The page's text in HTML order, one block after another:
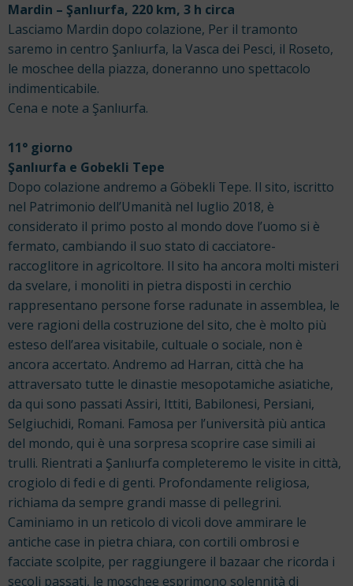
Mardin – Şanlıurfa, 220 km, 3 h circa
Lasciamo Mardin dopo colazione, Per il tramonto
saremo in centro Şanlıurfa, la Vasca dei Pesci, il Roseto,
le moschee della piazza, doneranno uno spettacolo
indimenticabile.
Cena e note a Şanlıurfa.
11° giorno
Şanlıurfa e Gobekli Tepe
Dopo colazione andremo a Göbekli Tepe. Il sito, iscritto
nel Patrimonio dell’Umanità nel luglio 2018, è
considerato il primo posto al mondo dove l’uomo si è
fermato, cambiando il suo stato di cacciatore-
raccoglitore in agricoltore. Il sito ha ancora molti misteri
da svelare, i monoliti in pietra disposti in cerchio
rappresentano persone forse radunate in assemblea, le
vere ragioni della costruzione del sito, che è molto più
esteso dell’area visitabile, cultuale o sociale, non è
ancora accertato. Andremo ad Harran, città che ha
attraversato tutte le dinastie mesopotamiche asiatiche,
da qui sono passati Assiri, Ittiti, Babilonesi, Persiani,
Selgiuchidi, Romani. Famosa per l’università più antica
del mondo, qui è una sorpresa scoprire case simili ai
trulli. Rientrati a Şanlıurfa completeremo le visite in città,
crogiolo di fedi e di genti. Profondamente religiosa,
richiama da sempre grandi masse di pellegrini.
Caminiamo in un reticolo di vicoli dove ammirare le
antiche case in pietra chiara, con cortili ombrosi e
facciate scolpite, per raggiungere il bazaar che ricorda i
secoli passati, le moschee esprimono solennità di